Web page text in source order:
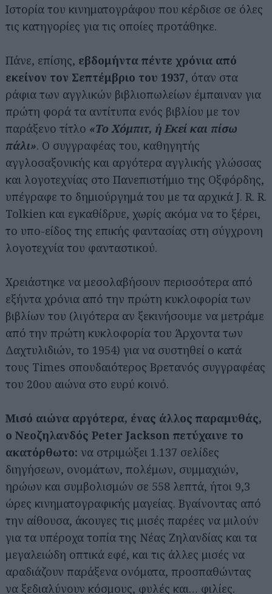
Ιστορία του κινηματογράφου που κέρδισε σε όλες
τις κατηγορίες για τις οποίες προτάθηκε.
Πάνε, επίσης, εβδομήντα πέντε χρόνια από
εκείνον τον Σεπτέμβριο του 1937, όταν στα
ράφια των αγγλικών βιβλιοπωλείων έμπαιναν για
πρώτη φορά τα αντίτυπα ενός βιβλίου με τον
παράξενο τίτλο «Το Χόμπιτ, ή Εκεί και πίσω
πάλι». Ο συγγραφέας του, καθηγητής
αγγλοσαξονικής και αργότερα αγγλικής γλώσσας
και λογοτεχνίας στο Πανεπιστήμιο της Οξφόρδης,
υπέγραφε το δημιούργημά του με τα αρχικά J. R. R.
Tolkien και εγκαθίδρυε, χωρίς ακόμα να το ξέρει,
το υπο-είδος της επικής φαντασίας στη σύγχρονη
λογοτεχνία του φανταστικού.
Χρειάστηκε να μεσολαβήσουν περισσότερα από
εξήντα χρόνια από την πρώτη κυκλοφορία των
βιβλίων του (λιγότερα αν ξεκινήσουμε να μετράμε
από την πρώτη κυκλοφορία του Άρχοντα των
Δαχτυλιδιών, το 1954) για να συστηθεί ο κατά
τους Times σπουδαιότερος Βρετανός συγγραφέας
του 20ου αιώνα στο ευρύ κοινό.
Μισό αιώνα αργότερα, ένας άλλος παραμυθάς,
ο Νεοζηλανδός Peter Jackson πετύχαινε το
ακατόρθωτο: να στριμώξει 1.137 σελίδες
διηγήσεων, ονομάτων, πολέμων, συμμαχιών,
ηρώων και συμβολισμών σε 558 λεπτά, ήτοι 9,3
ώρες κινηματογραφικής μαγείας. Βγαίνοντας από
την αίθουσα, άκουγες τις μισές παρέες να μιλούν
για τα υπέροχα τοπία της Νέας Ζηλανδίας και τα
μεγαλειώδη οπτικά εφέ, και τις άλλες μισές να
αραδιάζουν παράξενα ονόματα, προσπαθώντας
να ξεδιαλύνουν κόσμους, φυλές και… φιλίες.